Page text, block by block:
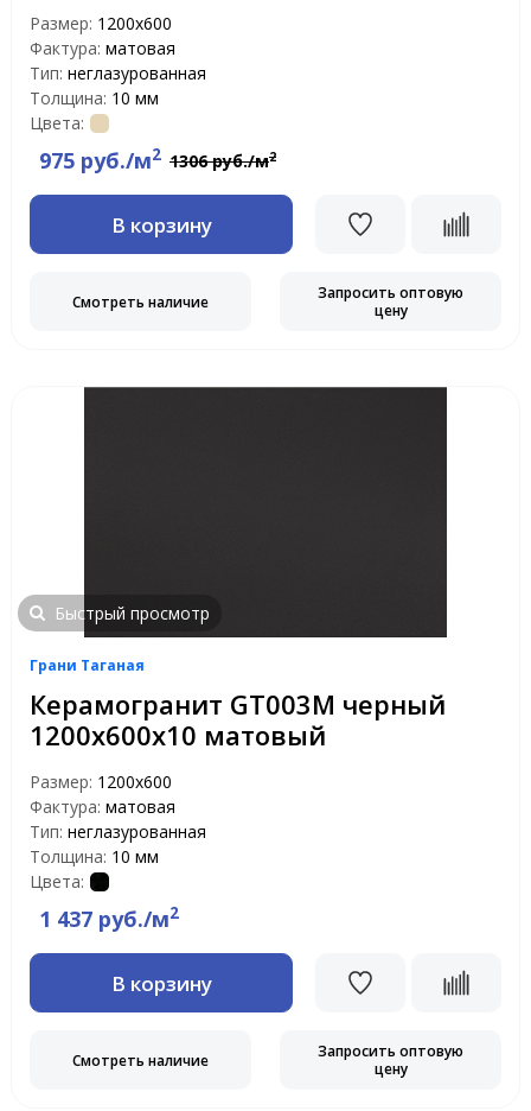
Размер: 1200х600
Фактура: матовая
Тип: неглазурованная
Толщина: 10 мм
Цвета:
975 руб./м2 1306 руб./м2
В корзину
Смотреть наличие
Запросить оптовую
цену
Быстрый просмотр
Грани Таганая
Керамогранит GT003M черный
1200х600х10 матовый
Размер: 1200х600
Фактура: матовая
Тип: неглазурованная
Толщина: 10 мм
Цвета:
1 437 руб./м2
В корзину
Смотреть наличие
Запросить оптовую
цену